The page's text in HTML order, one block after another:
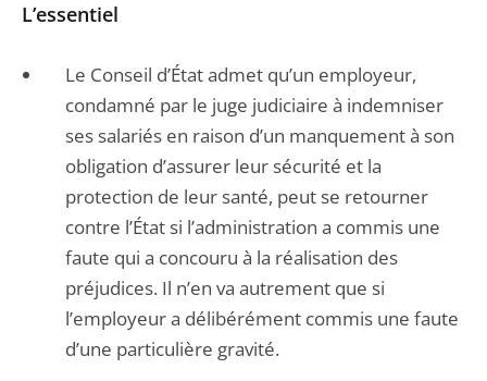
L’essentiel
Le Conseil d’État admet qu’un employeur,
condamné par le juge judiciaire à indemniser
ses salariés en raison d’un manquement à son
obligation d’assurer leur sécurité et la
protection de leur santé, peut se retourner
contre l’État si l’administration a commis une
faute qui a concouru à la réalisation des
préjudices. Il n’en va autrement que si
l’employeur a délibérément commis une faute
d’une particulière gravité.